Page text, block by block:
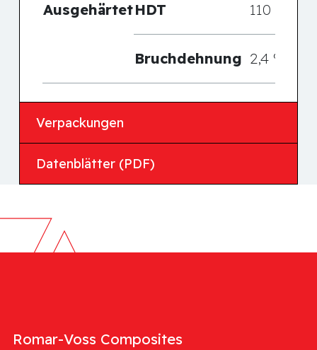
AusgehärtetHDT 110 °C
Bruchdehnung 2,4 %
Verpackungen
Datenblätter (PDF)
Romar-Voss Composites